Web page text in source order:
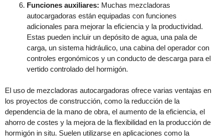
Funciones auxiliares: Muchas mezcladoras
autocargadoras están equipadas con funciones
adicionales para mejorar la eficiencia y la productividad.
Estas pueden incluir un depósito de agua, una pala de
carga, un sistema hidráulico, una cabina del operador con
controles ergonómicos y un conducto de descarga para el
vertido controlado del hormigón.
El uso de mezcladoras autocargadoras ofrece varias ventajas en
los proyectos de construcción, como la reducción de la
dependencia de la mano de obra, el aumento de la eficiencia, el
ahorro de costes y la mejora de la flexibilidad en la producción de
hormigón in situ. Suelen utilizarse en aplicaciones como la